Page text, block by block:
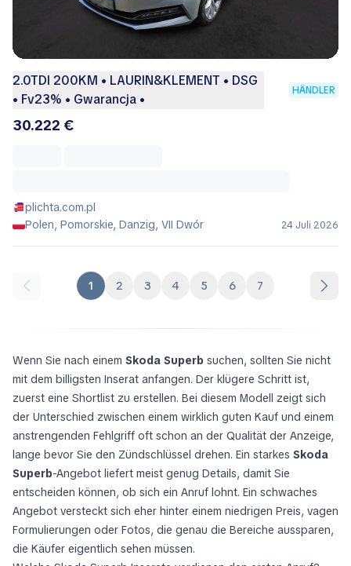
2.0TDI 200KM • LAURIN&KLEMENT • DSG
• Fv23% • Gwarancja •
HÄNDLER
30.222 €
plichta.com.pl
Polen, Pomorskie, Danzig, VII Dwór
24 Juli 2026
1 2 3 4 5 6 7
Wenn Sie nach einem Skoda Superb suchen, sollten Sie nicht
mit dem billigsten Inserat anfangen. Der klügere Schritt ist,
zuerst eine Shortlist zu erstellen. Bei diesem Modell zeigt sich
der Unterschied zwischen einem wirklich guten Kauf und einem
anstrengenden Fehlgriff oft schon an der Qualität der Anzeige,
lange bevor Sie den Zündschlüssel drehen. Ein starkes Skoda
Superb-Angebot liefert meist genug Details, damit Sie
entscheiden können, ob sich ein Anruf lohnt. Ein schwaches
Angebot versteckt sich eher hinter einem niedrigen Preis, vagen
Formulierungen oder Fotos, die genau die Bereiche aussparen,
die Käufer eigentlich sehen müssen.